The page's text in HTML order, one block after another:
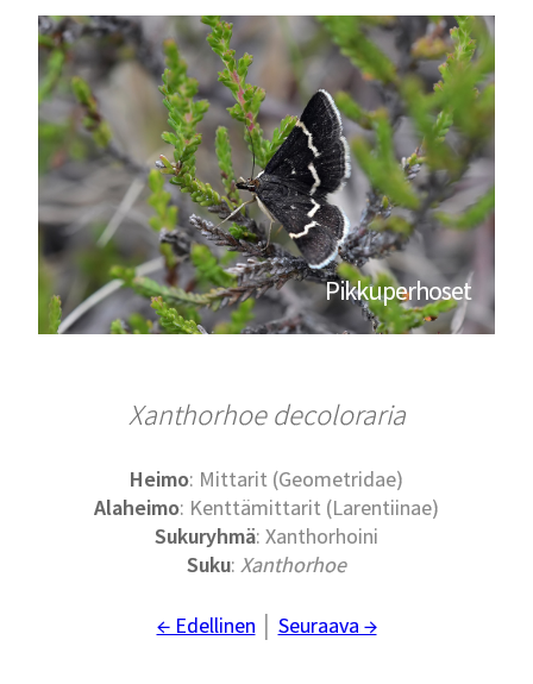
Pikkuperhoset
Xanthorhoe decoloraria
Heimo: Mittarit (Geometridae)
Alaheimo: Kenttämittarit (Larentiinae)
Sukuryhmä: Xanthorhoini
Suku: Xanthorhoe
← Edellinen Seuraava →